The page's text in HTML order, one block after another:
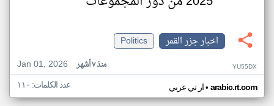
اخبار جزر القمر
Politics
Jan 01, 2026
منذ ٧ أشهر YU55DX
ار تي عربي• arabic.rt.com عدد الكلمات: ١١٠